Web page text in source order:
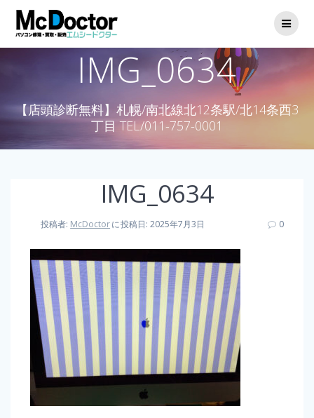
IMG_0634
【店頭診断無料】札幌/南北線北12条駅/北14条西3
丁目 TEL/011-757-0001
IMG_0634
投稿者: McDoctorに投稿日: 2025年7月3日 0